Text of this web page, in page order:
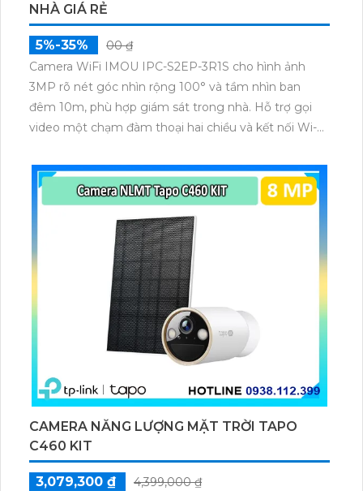
NHÀ GIÁ RẺ
5%-35%
00 ₫
Camera WiFi IMOU IPC-S2EP-3R1S cho hình ảnh
3MP rõ nét góc nhìn rộng 100° và tầm nhìn ban
đêm 10m, phù hợp giám sát trong nhà. Hỗ trợ gọi
video một chạm đàm thoại hai chiều và kết nối Wi-Fi
microSD tối đa 256GB hoặc lưu đám mây dễ lắp đặt
cho gia đình và văn phòng nhỏ.
CAMERA NĂNG LƯỢNG MẶT TRỜI TAPO
C460 KIT
3,079,300 ₫
4,399,000 ₫